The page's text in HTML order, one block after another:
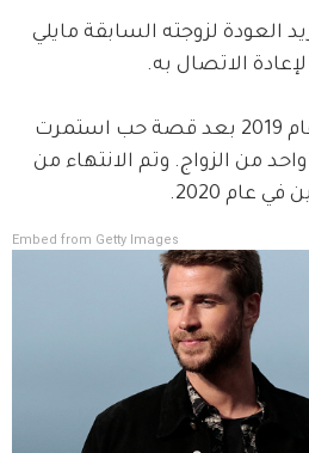
العودة لزوجته السابقة مايلي
الاتصال به.
وافترقت مايلي وليام في عام 2019 بعد قصة حب استمرت
من الزواج. وتم الانتهاء من
عام 2020.
Embed from Getty Images